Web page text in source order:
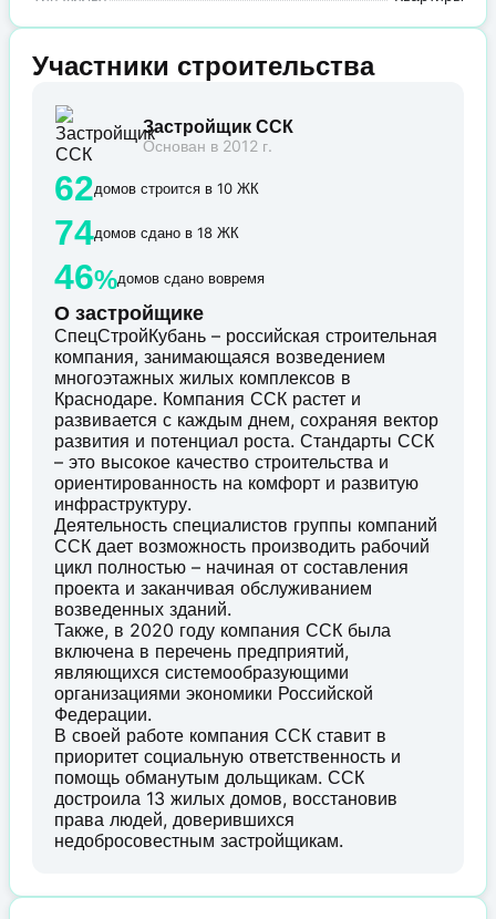
Участники строительства
Застройщик ССК
Основан в 2012 г.
62домов строится в 10 ЖК
74домов сдано в 18 ЖК
46%домов сдано вовремя
О застройщике
СпецСтройКубань – российская строительная
компания, занимающаяся возведением
многоэтажных жилых комплексов в
Краснодаре. Компания ССК растет и
развивается с каждым днем, сохраняя вектор
развития и потенциал роста. Стандарты ССК
– это высокое качество строительства и
ориентированность на комфорт и развитую
инфраструктуру.
Деятельность специалистов группы компаний
ССК дает возможность производить рабочий
цикл полностью – начиная от составления
проекта и заканчивая обслуживанием
возведенных зданий.
Также, в 2020 году компания ССК была
включена в перечень предприятий,
являющихся системообразующими
организациями экономики Российской
Федерации.
В своей работе компания ССК ставит в
приоритет социальную ответственность и
помощь обманутым дольщикам. ССК
достроила 13 жилых домов, восстановив
права людей, доверившихся
недобросовестным застройщикам.